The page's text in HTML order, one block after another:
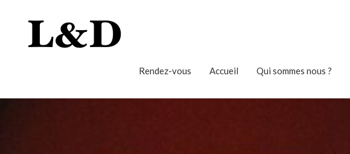
Rendez-vous Accueil Qui sommes nous ?